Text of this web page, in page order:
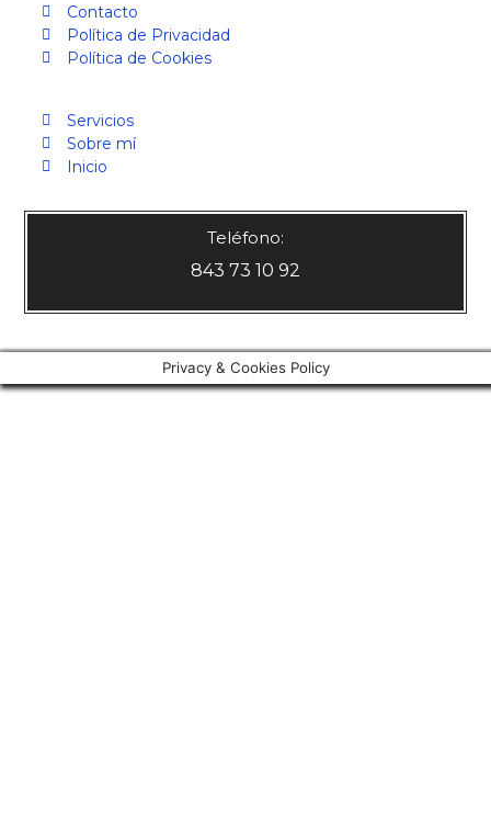
Contacto
Política de Privacidad
Política de Cookies
Servicios
Sobre mí
Inicio
Teléfono:
843 73 10 92
Privacy & Cookies Policy